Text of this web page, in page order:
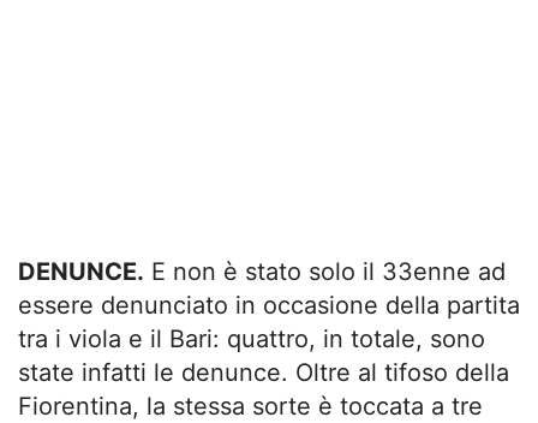
DENUNCE. E non è stato solo il 33enne ad
essere denunciato in occasione della partita
tra i viola e il Bari: quattro, in totale, sono
state infatti le denunce. Oltre al tifoso della
Fiorentina, la stessa sorte è toccata a tre